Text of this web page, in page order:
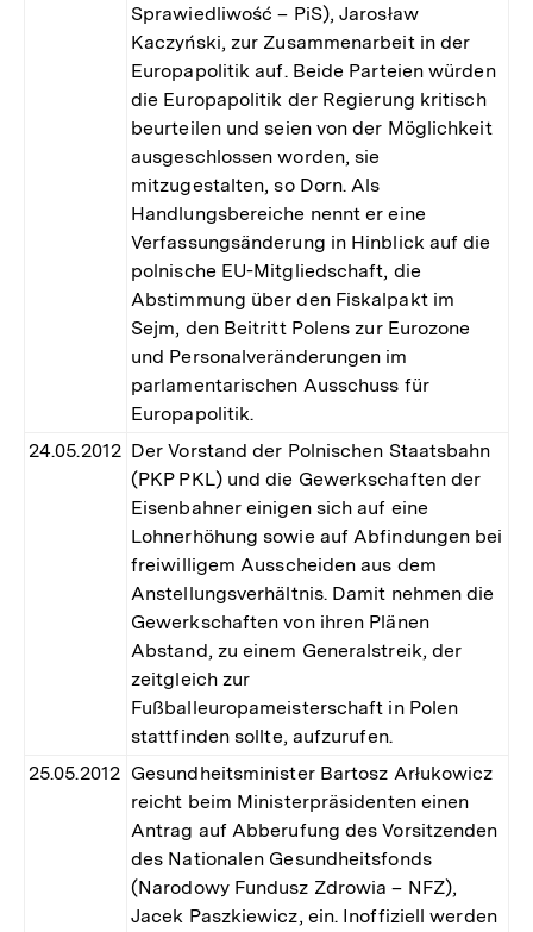
Sprawiedliwość – PiS), Jarosław
Kaczyński, zur Zusammenarbeit in der
Europapolitik auf. Beide Parteien würden
die Europapolitik der Regierung kritisch
beurteilen und seien von der Möglichkeit
ausgeschlossen worden, sie
mitzugestalten, so Dorn. Als
Handlungsbereiche nennt er eine
Verfassungsänderung in Hinblick auf die
polnische EU-Mitgliedschaft, die
Abstimmung über den Fiskalpakt im
Sejm, den Beitritt Polens zur Eurozone
und Personalveränderungen im
parlamentarischen Ausschuss für
Europapolitik.
24.05.2012 Der Vorstand der Polnischen Staatsbahn
(PKP PKL) und die Gewerkschaften der
Eisenbahner einigen sich auf eine
Lohnerhöhung sowie auf Abfindungen bei
freiwilligem Ausscheiden aus dem
Anstellungsverhältnis. Damit nehmen die
Gewerkschaften von ihren Plänen
Abstand, zu einem Generalstreik, der
zeitgleich zur
Fußballeuropameisterschaft in Polen
stattfinden sollte, aufzurufen.
25.05.2012 Gesundheitsminister Bartosz Arłukowicz
reicht beim Ministerpräsidenten einen
Antrag auf Abberufung des Vorsitzenden
des Nationalen Gesundheitsfonds
(Narodowy Fundusz Zdrowia – NFZ),
Jacek Paszkiewicz, ein. Inoffiziell werden